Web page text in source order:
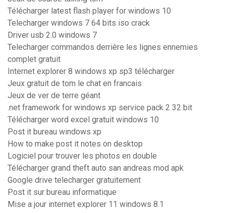
Télécharger latest flash player for windows 10
Telecharger windows 7 64 bits iso crack
Driver usb 2.0 windows 7
Telecharger commandos derrière les lignes ennemies
complet gratuit
Internet explorer 8 windows xp sp3 télécharger
Jeux gratuit de tom le chat en francais
Jeux de ver de terre géant
.net framework for windows xp service pack 2 32 bit
Télécharger word excel gratuit windows 10
Post it bureau windows xp
How to make post it notes on desktop
Logiciel pour trouver les photos en double
Télécharger grand theft auto san andreas mod apk
Google drive telecharger gratuitement
Post it sur bureau informatique
Mise a jour internet explorer 11 windows 8.1